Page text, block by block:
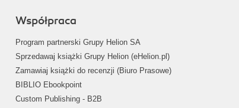
Współpraca
Program partnerski Grupy Helion SA
Sprzedawaj książki Grupy Helion (eHelion.pl)
Zamawiaj książki do recenzji (Biuro Prasowe)
BIBLIO Ebookpoint
Custom Publishing - B2B